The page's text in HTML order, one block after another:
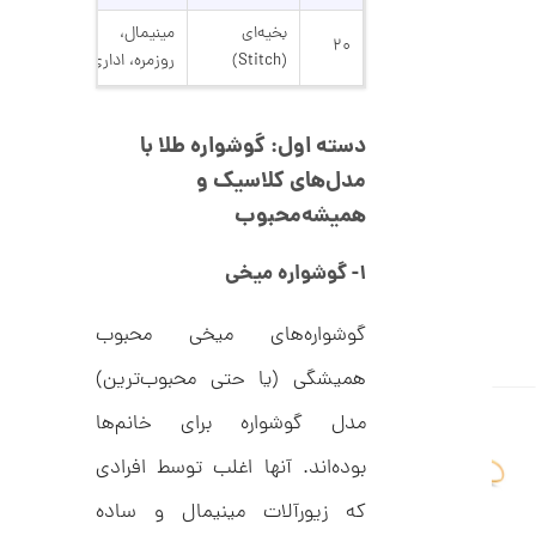
۲۰
بخیه‌ای
(Stitch)
مینیمال،
روزمره، اداری
دسته اول: گوشواره طلا با
مدل‌های کلاسیک و
همیشه‌محبوب
۱- گوشواره میخی
گوشواره‌های میخی محبوب
همیشگی (یا حتی محبوب‌ترین)
مدل گوشواره برای خانم‌ها
بوده‌اند. آنها اغلب توسط افرادی
که زیورآلات مینیمال و ساده